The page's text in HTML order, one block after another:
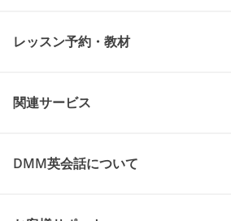
レッスン予約・教材
関連サービス
DMM英会話について